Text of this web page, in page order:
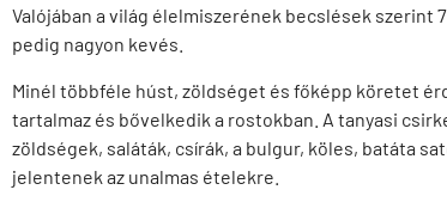
Valójában a világ élelmiszerének becslések szerint
pedig nagyon kevés.
Minél többféle húst, zöldséget és főképp köretet
tartalmaz és bővelkedik a rostokban. A tanyasi
zöldségek, saláták, csírák, a bulgur, köles, batáta
jelentenek az unalmas ételekre.